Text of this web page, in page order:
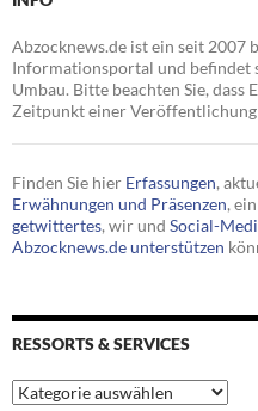
Abzocknews.de ist ein seit 2007
Informationsportal und befindet
Umbau. Bitte beachten Sie, dass
Zeitpunkt einer Veröffentlichung
Finden Sie hier Erfassungen,
Erwähnungen und Präsenzen, ein
getwittertes, wir und Social-
Abzocknews.de unterstützen
RESSORTS & SERVICES
Ressorts